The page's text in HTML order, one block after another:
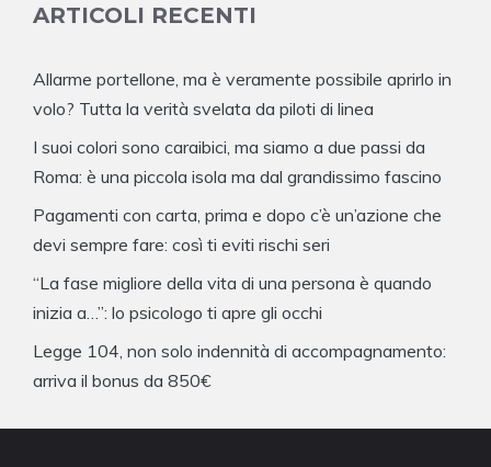
ARTICOLI RECENTI
Allarme portellone, ma è veramente possibile aprirlo in
volo? Tutta la verità svelata da piloti di linea
I suoi colori sono caraibici, ma siamo a due passi da
Roma: è una piccola isola ma dal grandissimo fascino
Pagamenti con carta, prima e dopo c’è un’azione che
devi sempre fare: così ti eviti rischi seri
“La fase migliore della vita di una persona è quando
inizia a…”: lo psicologo ti apre gli occhi
Legge 104, non solo indennità di accompagnamento:
arriva il bonus da 850€